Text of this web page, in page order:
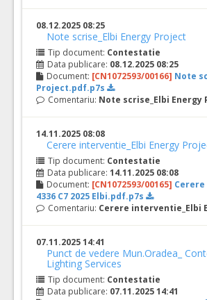
08.12.2025 08:25
Note scrise_Elbi Energy Project
Tip document: Contestatie
Data publicare: 08.12.2025 08:25
Document: [CN1072593/00166] Note
Project.pdf.p7s
Comentariu: Note scrise_Elbi Energy
14.11.2025 08:08
Cerere interventie_Elbi Energy
Tip document: Contestatie
Data publicare: 14.11.2025 08:08
Document: [CN1072593/00165]
4336 C7 2025 Elbi.pdf.p7s
Comentariu: Cerere interventie_Elbi
07.11.2025 14:41
Punct de vedere Mun.Oradea_
Lighting Services
Tip document: Contestatie
Data publicare: 07.11.2025 14:41